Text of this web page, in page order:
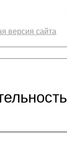
версия сайта